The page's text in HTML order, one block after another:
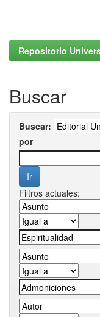
Repositorio
Buscar
Buscar:
por
Filtros actuales: